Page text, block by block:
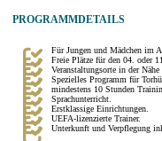
PROGRAMMDETAILS
Für Jungen und Mädchen im
Freie Plätze für den 04. oder
Veranstaltungsorte in der
Spezielles Programm für
mindestens 10 Stunden
Sprachunterricht.
Erstklassige Einrichtungen.
UEFA-lizenzierte Trainer.
Unterkunft und Verpflegung